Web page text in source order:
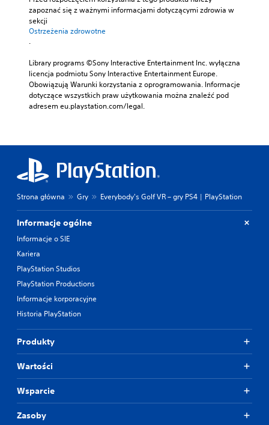
zapoznać się z ważnymi informacjami dotyczącymi zdrowia w
sekcji
Ostrzeżenia zdrowotne
.
Library programs ©Sony Interactive Entertainment Inc. wyłączna
licencja podmiotu Sony Interactive Entertainment Europe.
Obowiązują Warunki korzystania z oprogramowania. Informacje
dotyczące wszystkich praw użytkowania można znaleźć pod
adresem eu.playstation.com/legal.
Strona główna Gry Everybody's Golf VR – gry PS4 | PlayStation
Informacje ogólne
Informacje o SIE
Kariera
PlayStation Studios
PlayStation Productions
Informacje korporacyjne
Historia PlayStation
Produkty
Wartości
Wsparcie
Zasoby